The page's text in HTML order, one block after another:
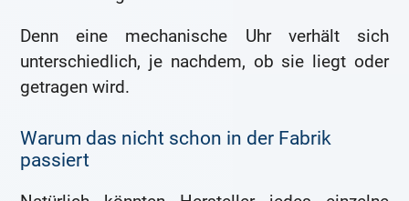
Denn eine mechanische Uhr verhält sich
unterschiedlich, je nachdem, ob sie liegt oder
getragen wird.
Warum das nicht schon in der Fabrik
passiert